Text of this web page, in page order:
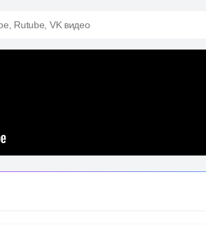
Rutube, VK видео